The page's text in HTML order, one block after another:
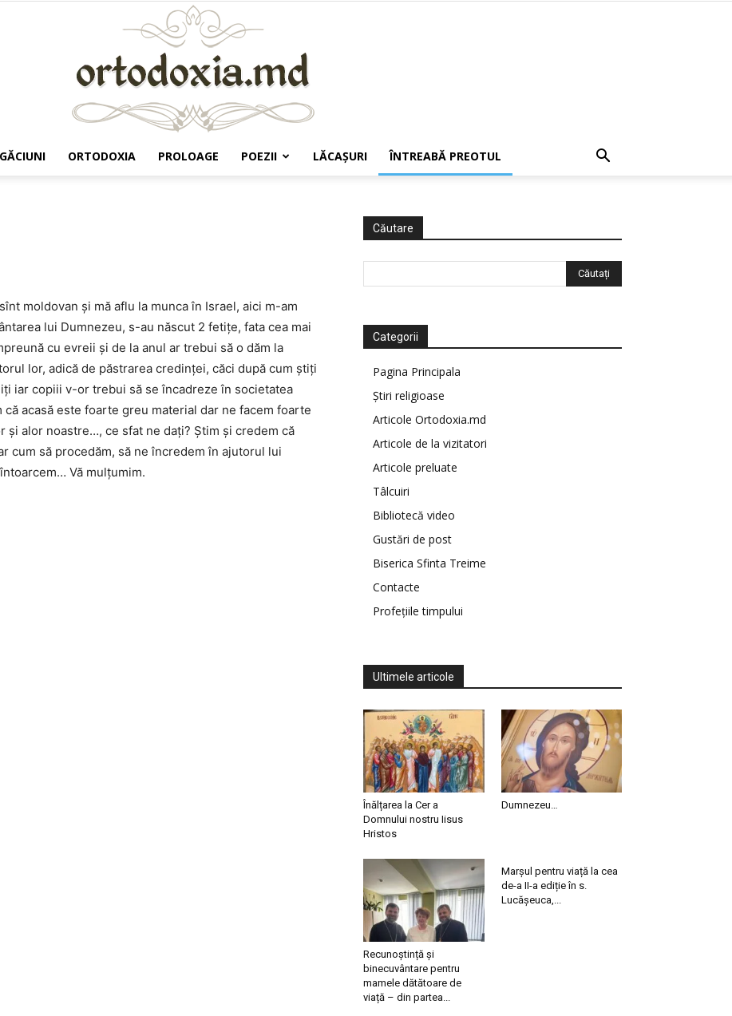
ORTODOXIA PROLOAGE POEZII LĂCAŞURI ÎNTREABĂ PREOTUL
moldovan și mă aflu la munca în Israel, aici m-am
lui Dumnezeu, s-au născut 2 fetițe, fata cea mai
cu evreii și de la anul ar trebui să o dăm la
lor, adică de păstrarea credinței, căci după cum știți
iar copiii v-or trebui să se încadreze în societatea
acasă este foarte greu material dar ne facem foarte
alor noastre…, ce sfat ne dați? Știm și credem că
cum să procedăm, să ne încredem în ajutorul lui
Vă mulțumim.
Căutare
Categorii
Pagina Principala
Știri religioase
Articole Ortodoxia.md
Articole de la vizitatori
Articole preluate
Tâlcuiri
Bibliotecă video
Gustări de post
Biserica Sfinta Treime
Contacte
Profețiile timpului
Ultimele articole
Înălțarea la Cer a
Domnului nostru Iisus
Hristos
Dumnezeu…
Recunoștință și
binecuvântare pentru
mamele dătătoare de
viață – din partea...
Marșul pentru viață la cea
de-a II-a ediție în s.
Lucășeuca,...